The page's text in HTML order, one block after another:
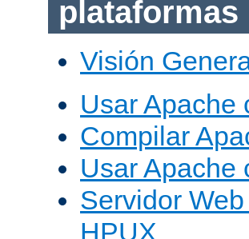
plataformas
Visión
Usar Apache
Compilar
Usar Apache
Servidor
HPUX